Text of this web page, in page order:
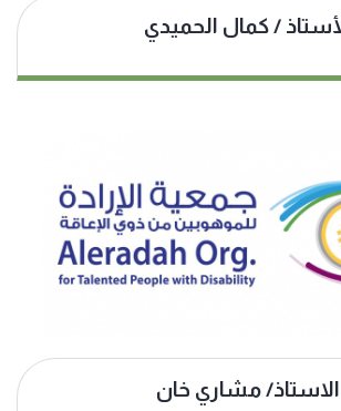
/ كمال الحميدي
الاستاذ/ مشاري خان